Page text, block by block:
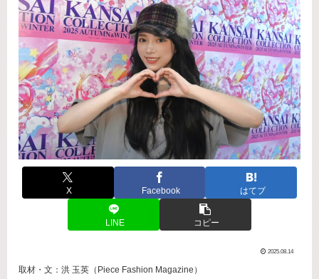
X Facebook はてブ
LINE コピー
2025.08.14
取材・文：洪 玉英（Piece Fashion Magazine）